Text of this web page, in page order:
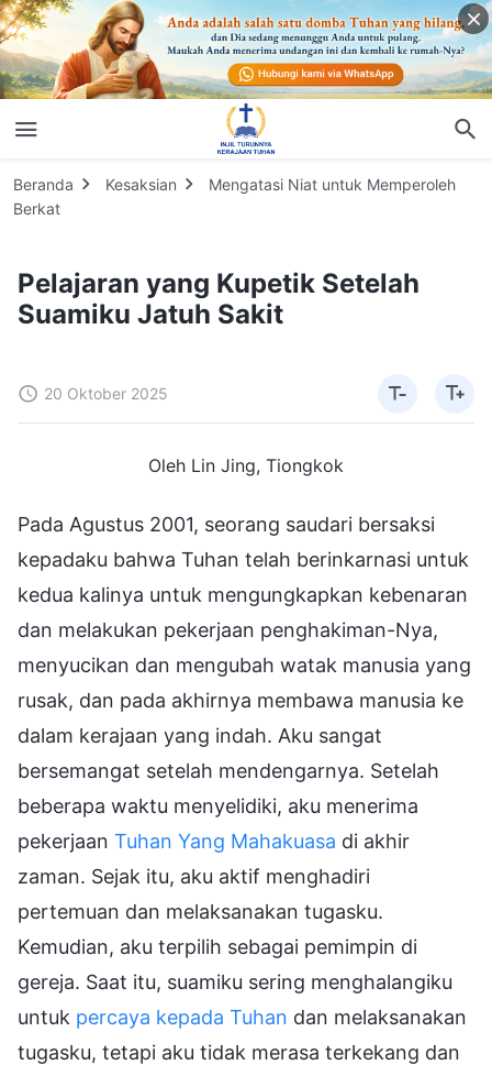
Beranda Kesaksian
Mengatasi Niat untuk Memperoleh
Berkat
Pelajaran yang Kupetik Setelah
Suamiku Jatuh Sakit
20 Oktober 2025
Oleh Lin Jing, Tiongkok
Pada Agustus 2001, seorang saudari bersaksi
kepadaku bahwa Tuhan telah berinkarnasi untuk
kedua kalinya untuk mengungkapkan kebenaran
dan melakukan pekerjaan penghakiman-Nya,
menyucikan dan mengubah watak manusia yang
rusak, dan pada akhirnya membawa manusia ke
dalam kerajaan yang indah. Aku sangat
bersemangat setelah mendengarnya. Setelah
beberapa waktu menyelidiki, aku menerima
pekerjaan Tuhan Yang Mahakuasa di akhir
zaman. Sejak itu, aku aktif menghadiri
pertemuan dan melaksanakan tugasku.
Kemudian, aku terpilih sebagai pemimpin di
gereja. Saat itu, suamiku sering menghalangiku
untuk percaya kepada Tuhan dan melaksanakan
tugasku, tetapi aku tidak merasa terkekang dan